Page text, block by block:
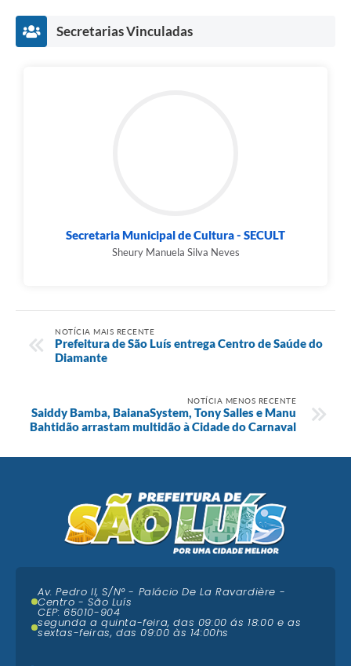
Secretarias Vinculadas
Secretaria Municipal de Cultura - SECULT
Sheury Manuela Silva Neves
NOTÍCIA MAIS RECENTE
Prefeitura de São Luís entrega Centro de Saúde do
Diamante
NOTÍCIA MENOS RECENTE
Saiddy Bamba, BaianaSystem, Tony Salles e Manu
Bahtidão arrastam multidão à Cidade do Carnaval
Av. Pedro II, S/N° - Palácio De La Ravardière -
Centro - São Luís
CEP: 65010-904
segunda a quinta-feira, das 09:00 ás 18:00 e as
sextas-feiras, das 09:00 às 14:00hs